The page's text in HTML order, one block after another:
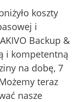
koszty
i
Backup &
i kompetentną
na dobę, 7
teraz
nasze